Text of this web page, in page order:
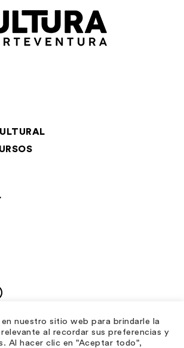
en nuestro sitio web para brindarle la
al recordar sus preferencias y
Al hacer clic en "Aceptar todo",